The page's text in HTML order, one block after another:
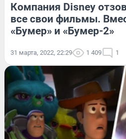
Компания Disney
все свои фильмы.
«Бумер» и «Бумер-2»
31 марта, 2022, 22:29 1 409 1